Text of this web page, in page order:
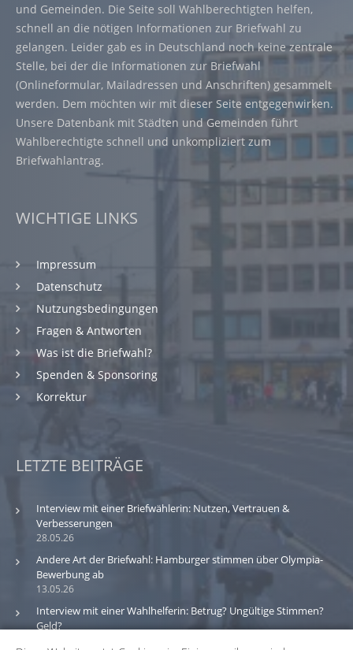
und Gemeinden. Die Seite soll Wahlberechtigten helfen,
schnell an die nötigen Informationen zur Briefwahl zu
gelangen. Leider gab es in Deutschland noch keine zentrale
Stelle, bei der die Informationen zur Briefwahl
(Onlineformular, Mailadressen und Anschriften) gesammelt
werden. Dem möchten wir mit dieser Seite entgegenwirken.
Unsere Datenbank mit Städten und Gemeinden führt
Wahlberechtigte schnell und unkompliziert zum
Briefwahlantrag.
WICHTIGE LINKS
Impressum
Datenschutz
Nutzungsbedingungen
Fragen & Antworten
Was ist die Briefwahl?
Spenden & Sponsoring
Korrektur
LETZTE BEITRÄGE
28.05.26
Interview mit einer Briefwählerin: Nutzen, Vertrauen &
Verbesserungen
13.05.26
Andere Art der Briefwahl: Hamburger stimmen über Olympia-
Bewerbung ab
Interview mit einer Wahlhelferin: Betrug? Ungültige Stimmen?
Geld?